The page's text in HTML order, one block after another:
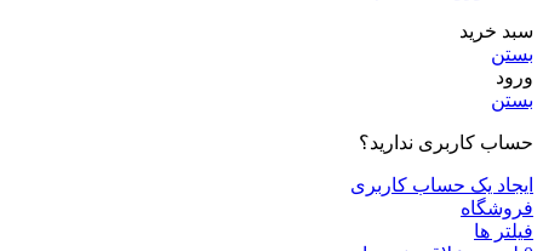
سبد خرید
بستن
ورود
بستن
حساب کاربری ندارید؟
ایجاد یک حساب کاربری
فروشگاه
فیلتر ها